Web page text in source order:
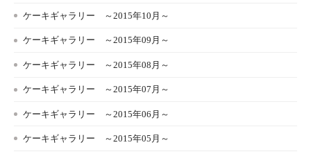
ケーキギャラリー ～2015年10月～
ケーキギャラリー ～2015年09月～
ケーキギャラリー ～2015年08月～
ケーキギャラリー ～2015年07月～
ケーキギャラリー ～2015年06月～
ケーキギャラリー ～2015年05月～